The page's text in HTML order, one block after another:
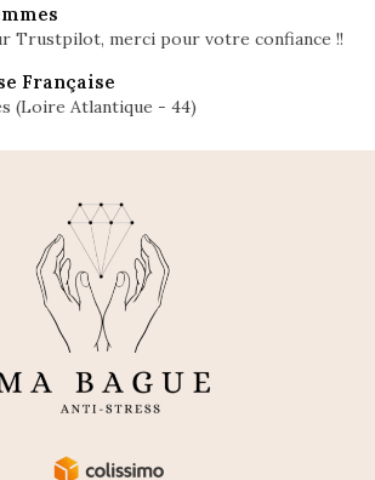
Trustpilot, merci pour votre confiance !!
Française
(Loire Atlantique - 44)